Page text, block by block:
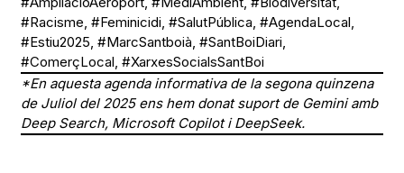
#Racisme, #Feminicidi, #SalutPública, #AgendaLocal,
#Estiu2025, #MarcSantboià, #SantBoiDiari,
#ComerçLocal, #XarxesSocialsSantBoi
*En aquesta agenda informativa de la segona quinzena
de Juliol del 2025 ens hem donat suport de Gemini amb
Deep Search, Microsoft Copilot i DeepSeek.